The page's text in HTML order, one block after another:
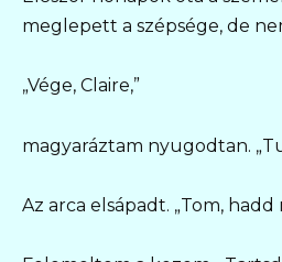
meglepett a szépsége, de
„Vége, Claire,”
magyaráztam nyugodtan.
Az arca elsápadt. „Tom,